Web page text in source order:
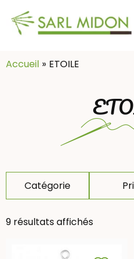
Accueil
ETOILE
Catégorie
9 résultats affichés